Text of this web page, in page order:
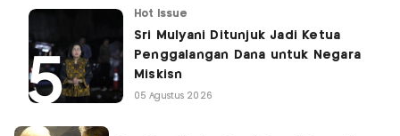
Hot Issue
Sri Mulyani Ditunjuk Jadi Ketua
Penggalangan Dana untuk Negara
Miskisn
05 Agustus 2026